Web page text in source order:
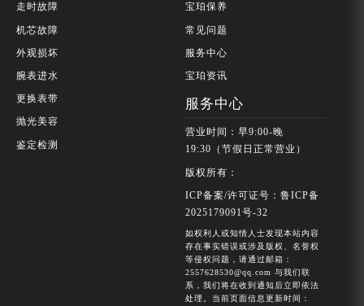
走时故障
机芯故障
外观损坏
腕表进水
更换表带
抛光美容
鉴定检测
宝珀保养
常见问题
服务中心
宝珀资讯
服务中心
营业时间：早9:00-晚
19:30（节假日正常营业）
版权所有：
ICP备案/许可证号：鲁ICP备
2025179091号-32
如权利人或知情人士发现本站内容
存在事实错误或涉及版权、名誉权
等侵权问题，请通过邮箱：
2557628530@qq.com 与我们联
系，我们将在收到通知后立即依法
处理。当前页面信息更新时间：